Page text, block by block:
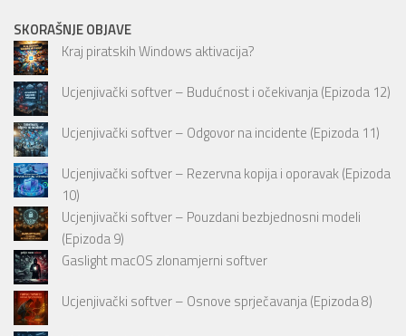
SKORAŠNJE OBJAVE
Kraj piratskih Windows aktivacija?
Ucjenjivački softver – Budućnost i očekivanja (Epizoda 12)
Ucjenjivački softver – Odgovor na incidente (Epizoda 11)
Ucjenjivački softver – Rezervna kopija i oporavak (Epizoda
10)
Ucjenjivački softver – Pouzdani bezbjednosni modeli
(Epizoda 9)
Gaslight macOS zlonamjerni softver
Ucjenjivački softver – Osnove sprječavanja (Epizoda 8)